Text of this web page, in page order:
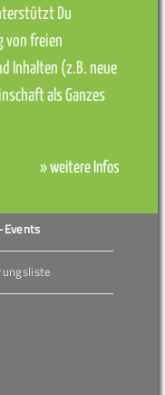
Du
von freien
Inhalten (z.B. neue
als Ganzes
» weitere Infos
Events